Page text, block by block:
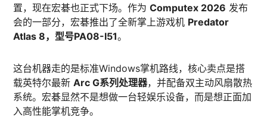
置，现在宏碁也正式下场。作为Computex 2026 发布
会的一部分，宏碁推出了全新掌上游戏机 Predator
Atlas 8，型号PA08-I51。
这台机器走的是标准Windows掌机路线，核心卖点是搭
载英特尔最新Arc G系列处理器，并配备双主动风扇散热
系统。宏碁显然不是想做一台轻娱乐设备，而是想正面加
入高性能掌机竞争。